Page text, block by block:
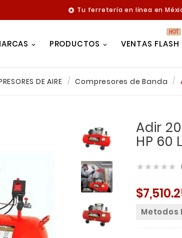
 Tu ferretería en línea en
PRODUCTOS VENTAS FLASH
HOT
DE AIRE Compresores de Banda
Adir
HP 60 L
    
Metodos